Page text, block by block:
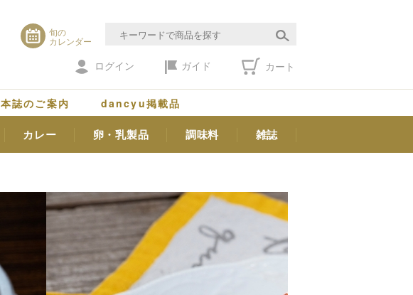
旬の
カレンダー
ログイン ガイド カート
本誌のご案内 dancyu掲載品
カレー 卵・乳製品 調味料 雑誌